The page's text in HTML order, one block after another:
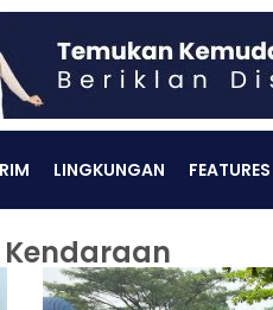
LINGKUNGAN FEATURES
Kendaraan